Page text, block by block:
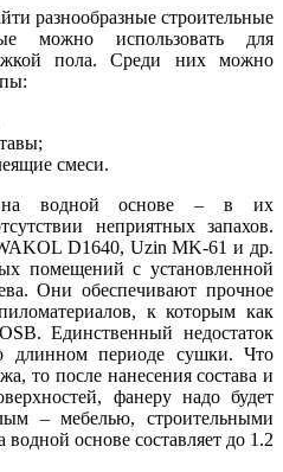
разнообразные строительные
можно использовать для
пола. Среди них можно
смеси.
на водной основе – в их
неприятных запахов.
D1640, Uzin MK-61 и др.
помещений с установленной
Они обеспечивают прочное
к которым как
Единственный недостаток
длинном периоде сушки. Что
то после нанесения состава и
фанеру надо будет
– мебелью, строительными
основе составляет до 1.2